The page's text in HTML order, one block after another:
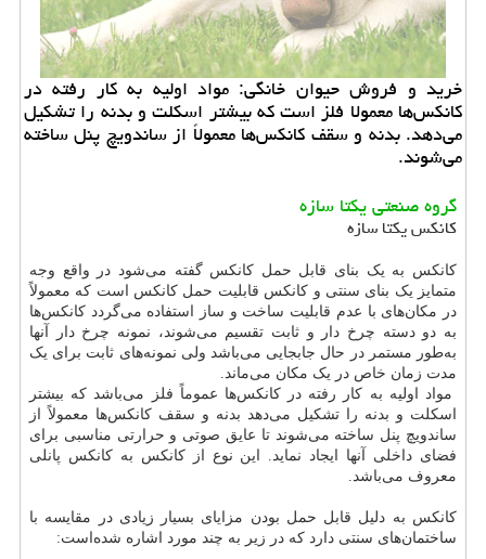
خرید و فروش حیوان خانگی: مواد اولیه به كار رفته در
كانكس‌ها معمولا فلز است كه بیشتر اسكلت و بدنه را تشكیل
می‌دهد. بدنه و سقف كانكس‌ها معمولاً از ساندویچ پنل ساخته
می‌شوند.
گروه صنعتی یکتا سازه
کانکس یکتا سازه
کانکس به یک بنای قابل حمل کانکس گفته می‌شود در واقع وجه
متمایز یک بنای سنتی و کانکس قابلیت حمل کانکس است که معمولاً
در مکان‌های با عدم قابلیت ساخت و ساز استفاده می‌گردد کانکس‌ها
به دو دسته چرخ دار و ثابت تقسیم می‌شوند، نمونه چرخ دار آنها
به‌طور مستمر در حال جابجایی می‌باشد ولی نمونه‌های ثابت برای یک
مدت زمان خاص در یک مکان می‌ماند.
مواد اولیه به کار رفته در کانکس‌ها عموماً فلز می‌باشد که بیشتر
اسکلت و بدنه را تشکیل می‌دهد بدنه و سقف کانکس‌ها معمولاً از
ساندویچ پنل ساخته می‌شوند تا عایق صوتی و حرارتی مناسبی برای
فضای داخلی آنها ایجاد نماید. این نوع از کانکس به کانکس پانلی
معروف می‌باشد.
کانکس به دلیل قابل حمل بودن مزایای بسیار زیادی در مقایسه با
ساختمان‌های سنتی دارد که در زیر به چند مورد اشاره شده‌است: